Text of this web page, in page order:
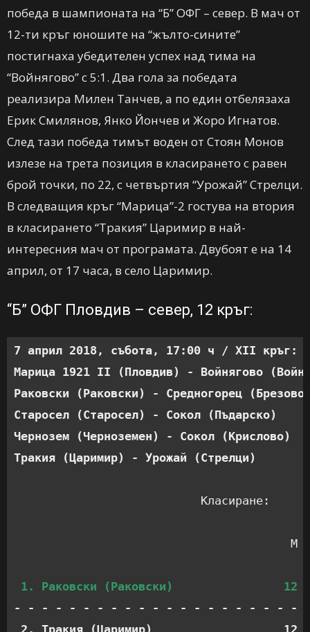
победа в шампионата на “Б” ОФГ – север. В мач от
12-ти кръг юношите на “жълто-сините”
постигнаха убедителен успех над тима на
“Войнягово” с 5:1. Два гола за победата
реализира Милен Танчев, а по един отбелязаха
Ерик Смилянов, Янко Йончев и Жоро Игнатов.
След тази победа тимът воден от Стоян Монов
излезе на трета позиция в класирането с равен
брой точки, по 22, с четвъртия “Урожай” Стрелци.
В следващия кръг “Марица”-2 гостува на втория
в класирането “Тракия” Царимир в най-
интересния мач от програмата. Двубоят е на 14
април, от 17 часа, в село Царимир.
“Б” ОФГ Пловдив – север, 12 кръг:
7 април 2018, събота, 17:00 ч / XII кръг:
Марица 1921 II (Пловдив) - Войнягово
Раковски (Раковски) - Средногорец
Старосел (Старосел) - Сокол
Чернозем (Черноземен) - Сокол
Тракия (Царимир) - Урожай (Стрелци)
Класиране:
М
- - - - - - - - - - - - - - - - - - - - -
2. Тракия (Царимир)